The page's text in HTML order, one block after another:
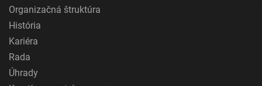
Organizačná štruktúra
História
Kariéra
Rada
Úhrady